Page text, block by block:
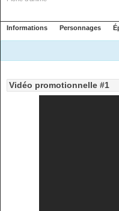
Informations Personnages
Vidéo promotionnelle #1